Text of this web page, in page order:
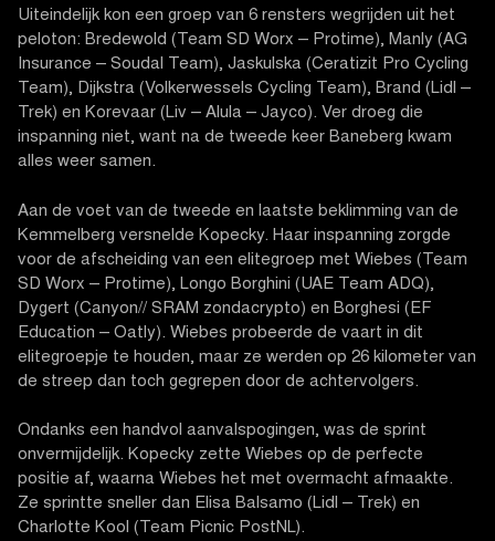
Uiteindelijk kon een groep van 6 rensters wegrijden uit het
peloton: Bredewold (Team SD Worx – Protime), Manly (AG
Insurance – Soudal Team), Jaskulska (Ceratizit Pro Cycling
Team), Dijkstra (Volkerwessels Cycling Team), Brand (Lidl –
Trek) en Korevaar (Liv – Alula – Jayco). Ver droeg die
inspanning niet, want na de tweede keer Baneberg kwam
alles weer samen.
Aan de voet van de tweede en laatste beklimming van de
Kemmelberg versnelde Kopecky. Haar inspanning zorgde
voor de afscheiding van een elitegroep met Wiebes (Team
SD Worx – Protime), Longo Borghini (UAE Team ADQ),
Dygert (Canyon// SRAM zondacrypto) en Borghesi (EF
Education – Oatly). Wiebes probeerde de vaart in dit
elitegroepje te houden, maar ze werden op 26 kilometer van
de streep dan toch gegrepen door de achtervolgers.
Ondanks een handvol aanvalspogingen, was de sprint
onvermijdelijk. Kopecky zette Wiebes op de perfecte
positie af, waarna Wiebes het met overmacht afmaakte.
Ze sprintte sneller dan Elisa Balsamo (Lidl – Trek) en
Charlotte Kool (Team Picnic PostNL).